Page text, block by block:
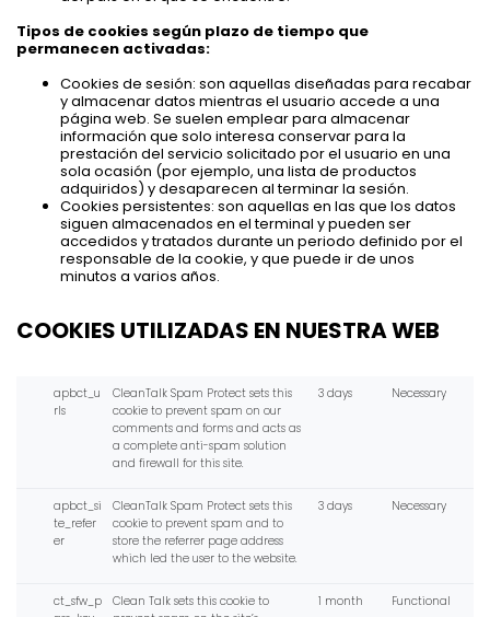
Tipos de cookies según plazo de tiempo que
permanecen activadas:
Cookies de sesión: son aquellas diseñadas para recabar
y almacenar datos mientras el usuario accede a una
página web. Se suelen emplear para almacenar
información que solo interesa conservar para la
prestación del servicio solicitado por el usuario en una
sola ocasión (por ejemplo, una lista de productos
adquiridos) y desaparecen al terminar la sesión.
Cookies persistentes: son aquellas en las que los datos
siguen almacenados en el terminal y pueden ser
accedidos y tratados durante un periodo definido por el
responsable de la cookie, y que puede ir de unos
minutos a varios años.
COOKIES UTILIZADAS EN NUESTRA WEB
apbct_u
rls
CleanTalk Spam Protect sets this
cookie to prevent spam on our
comments and forms and acts as
a complete anti-spam solution
and firewall for this site.
3 days Necessary
apbct_si
te_refer
er
CleanTalk Spam Protect sets this
cookie to prevent spam and to
store the referrer page address
which led the user to the website.
3 days Necessary
ct_sfw_p
Clean Talk sets this cookie to
1 month Functional